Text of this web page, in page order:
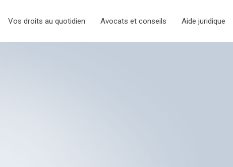
Vos droits au quotidien Avocats et conseils Aide juridique